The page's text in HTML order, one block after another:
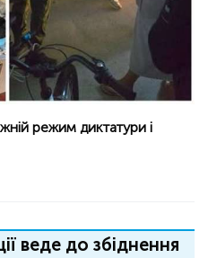
режим диктатури і
веде до збіднення